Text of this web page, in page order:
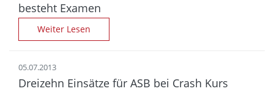
besteht Examen
Weiter Lesen
05.07.2013
Dreizehn Einsätze für ASB bei Crash Kurs